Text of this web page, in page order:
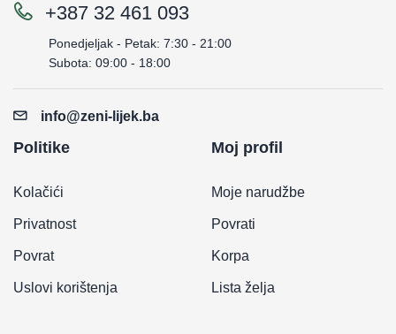
+387 32 461 093
Ponedjeljak - Petak: 7:30 - 21:00
Subota: 09:00 - 18:00
info@zeni-lijek.ba
Politike
Kolačići
Privatnost
Povrat
Uslovi korištenja
Moj profil
Moje narudžbe
Povrati
Korpa
Lista želja